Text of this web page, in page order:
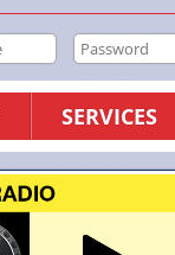
SERVICES